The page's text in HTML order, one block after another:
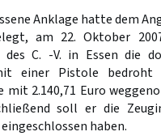
Anklage hatte dem
am 22. Oktober
des C. -V. in Essen die
einer Pistole bedroht
mit 2.140,71 Euro
soll er die
haben.